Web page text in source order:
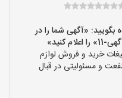
«آگهی شما را در
کنید»
خرید و فروش لوازم
و مسئولیتی در قبال